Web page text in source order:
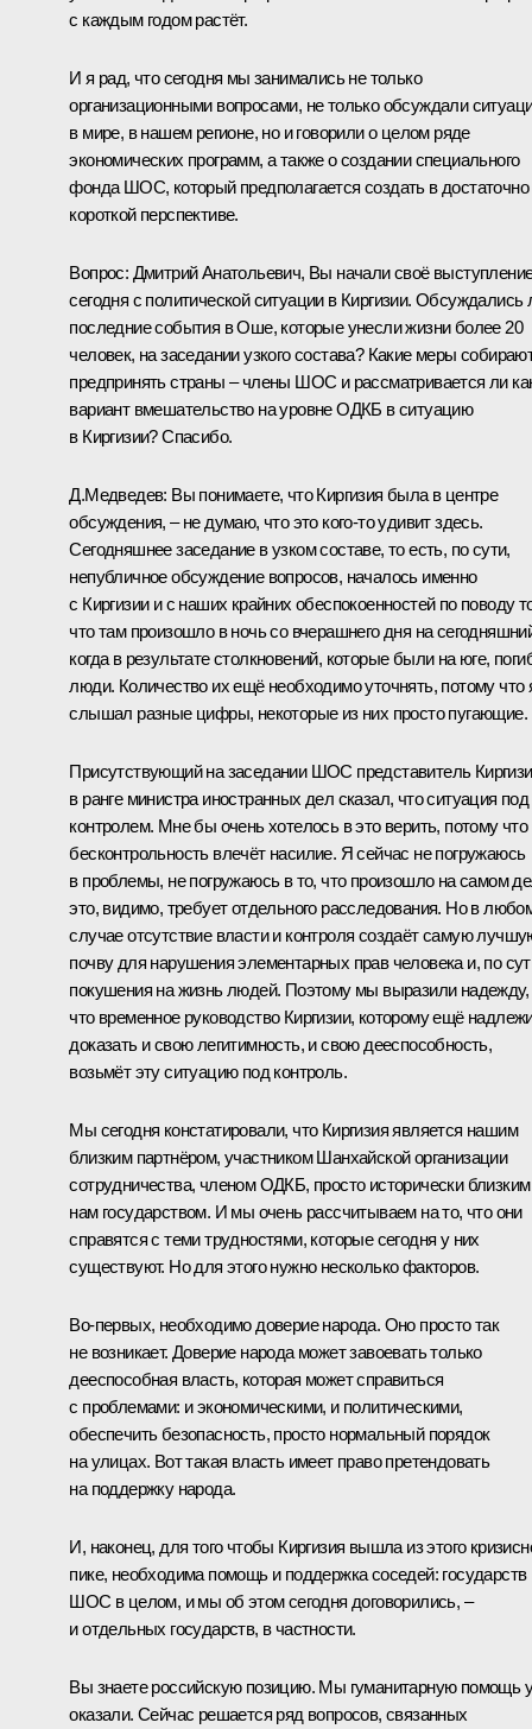
с каждым годом растёт.
И я рад, что сегодня мы занимались не только
организационными вопросами, не только обсуждали
в мире, в нашем регионе, но и говорили о целом ряде
экономических программ, а также о создании специального
фонда ШОС, который предполагается создать в достаточно
короткой перспективе.
Вопрос: Дмитрий Анатольевич, Вы начали своё
сегодня с политической ситуации в Киргизии. Обсуждались
последние события в Оше, которые унесли жизни более 20
человек, на заседании узкого состава? Какие меры
предпринять страны – члены ШОС и рассматривается ли
вариант вмешательство на уровне ОДКБ в ситуацию
в Киргизии? Спасибо.
Д.Медведев: Вы понимаете, что Киргизия была в центре
обсуждения, – не думаю, что это кого‑то удивит здесь.
Сегодняшнее заседание в узком составе, то есть, по сути,
непубличное обсуждение вопросов, началось именно
с Киргизии и с наших крайних обеспокоенностей по поводу
что там произошло в ночь со вчерашнего дня на
когда в результате столкновений, которые были на юге,
люди. Количество их ещё необходимо уточнять, потому что
слышал разные цифры, некоторые из них просто пугающие.
Присутствующий на заседании ШОС представитель
в ранге министра иностранных дел сказал, что ситуация под
контролем. Мне бы очень хотелось в это верить, потому что
бесконтрольность влечёт насилие. Я сейчас не погружаюсь
в проблемы, не погружаюсь в то, что произошло на самом
это, видимо, требует отдельного расследования. Но в
случае отсутствие власти и контроля создаёт самую
почву для нарушения элементарных прав человека и, по
покушения на жизнь людей. Поэтому мы выразили надежду,
что временное руководство Киргизии, которому ещё
доказать и свою легитимность, и свою дееспособность,
возьмёт эту ситуацию под контроль.
Мы сегодня констатировали, что Киргизия является нашим
близким партнёром, участником Шанхайской организации
сотрудничества, членом ОДКБ, просто исторически близким
нам государством. И мы очень рассчитываем на то, что они
справятся с теми трудностями, которые сегодня у них
существуют. Но для этого нужно несколько факторов.
Во‑первых, необходимо доверие народа. Оно просто так
не возникает. Доверие народа может завоевать только
дееспособная власть, которая может справиться
с проблемами: и экономическими, и политическими,
обеспечить безопасность, просто нормальный порядок
на улицах. Вот такая власть имеет право претендовать
на поддержку народа.
И, наконец, для того чтобы Киргизия вышла из этого
пике, необходима помощь и поддержка соседей: государств
ШОС в целом, и мы об этом сегодня договорились, –
и отдельных государств, в частности.
Вы знаете российскую позицию. Мы гуманитарную помощь
оказали. Сейчас решается ряд вопросов, связанных